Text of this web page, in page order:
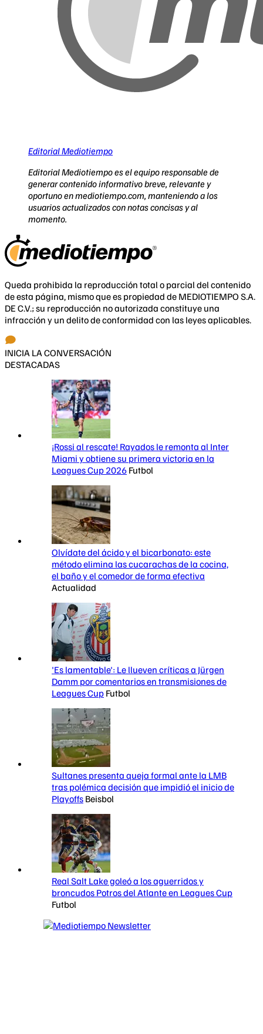
Editorial Mediotiempo
Editorial Mediotiempo es el equipo responsable de
generar contenido informativo breve, relevante y
oportuno en mediotiempo.com, manteniendo a los
usuarios actualizados con notas concisas y al
momento.
Queda prohibida la reproducción total o parcial del contenido
de esta página, mismo que es propiedad de MEDIOTIEMPO S.A.
DE C.V.; su reproducción no autorizada constituye una
infracción y un delito de conformidad con las leyes aplicables.
INICIA LA CONVERSACIÓN
DESTACADAS
¡Rossi al rescate! Rayados le remonta al Inter
Miami y obtiene su primera victoria en la
Leagues Cup 2026 Futbol
Olvídate del ácido y el bicarbonato: este
método elimina las cucarachas de la cocina,
el baño y el comedor de forma efectiva
Actualidad
'Es lamentable': Le llueven críticas a Jürgen
Damm por comentarios en transmisiones de
Leagues Cup Futbol
Sultanes presenta queja formal ante la LMB
tras polémica decisión que impidió el inicio de
Playoffs Beisbol
Real Salt Lake goleó a los aguerridos y
broncudos Potros del Atlante en Leagues Cup
Futbol